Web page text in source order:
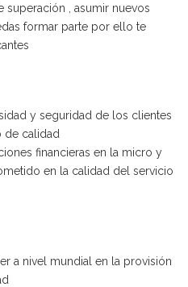
, asumir nuevos
formar parte por ello te
y seguridad de los clientes
calidad
financieras en la micro y
en la calidad del servicio
a nivel mundial en la provisión